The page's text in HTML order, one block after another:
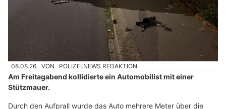
08.08.26 VON POLIZEI.NEWS REDAKTION
Am Freitagabend kollidierte ein Automobilist mit einer
Stützmauer.
Durch den Aufprall wurde das Auto mehrere Meter über die